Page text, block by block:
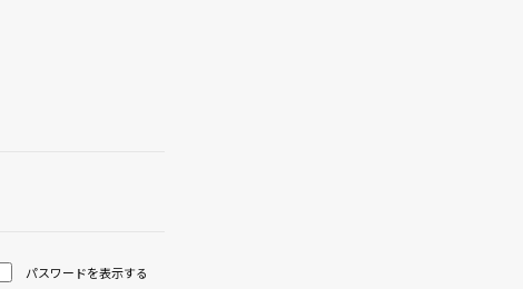
パスワードを表示する